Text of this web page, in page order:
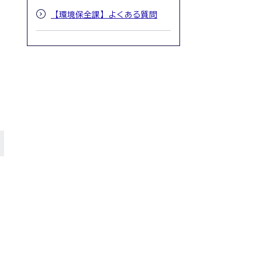
【環境保全課】よくある質問